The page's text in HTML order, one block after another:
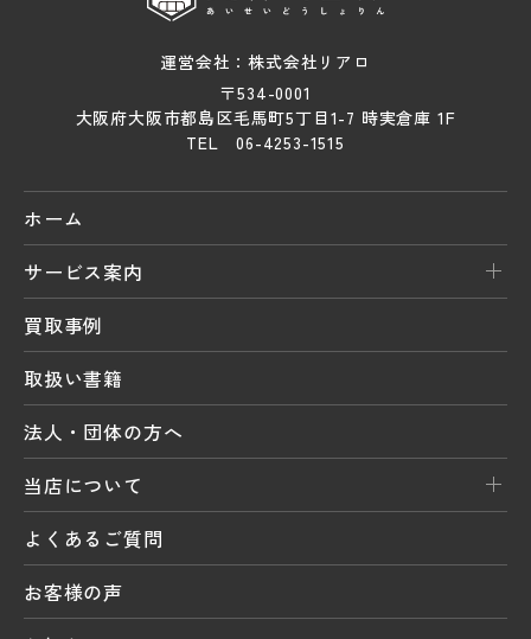
運営会社：株式会社リアロ
〒534-0001
大阪府大阪市都島区毛馬町5丁目1-7 時実倉庫 1F
TEL 06-4253-1515
ホーム
サービス案内
買取事例
取扱い書籍
法人・団体の方へ
当店について
よくあるご質問
お客様の声